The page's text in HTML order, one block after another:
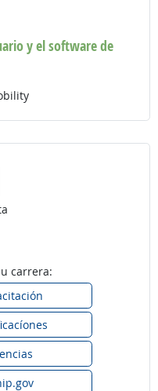
y el software de
4)
carrera: